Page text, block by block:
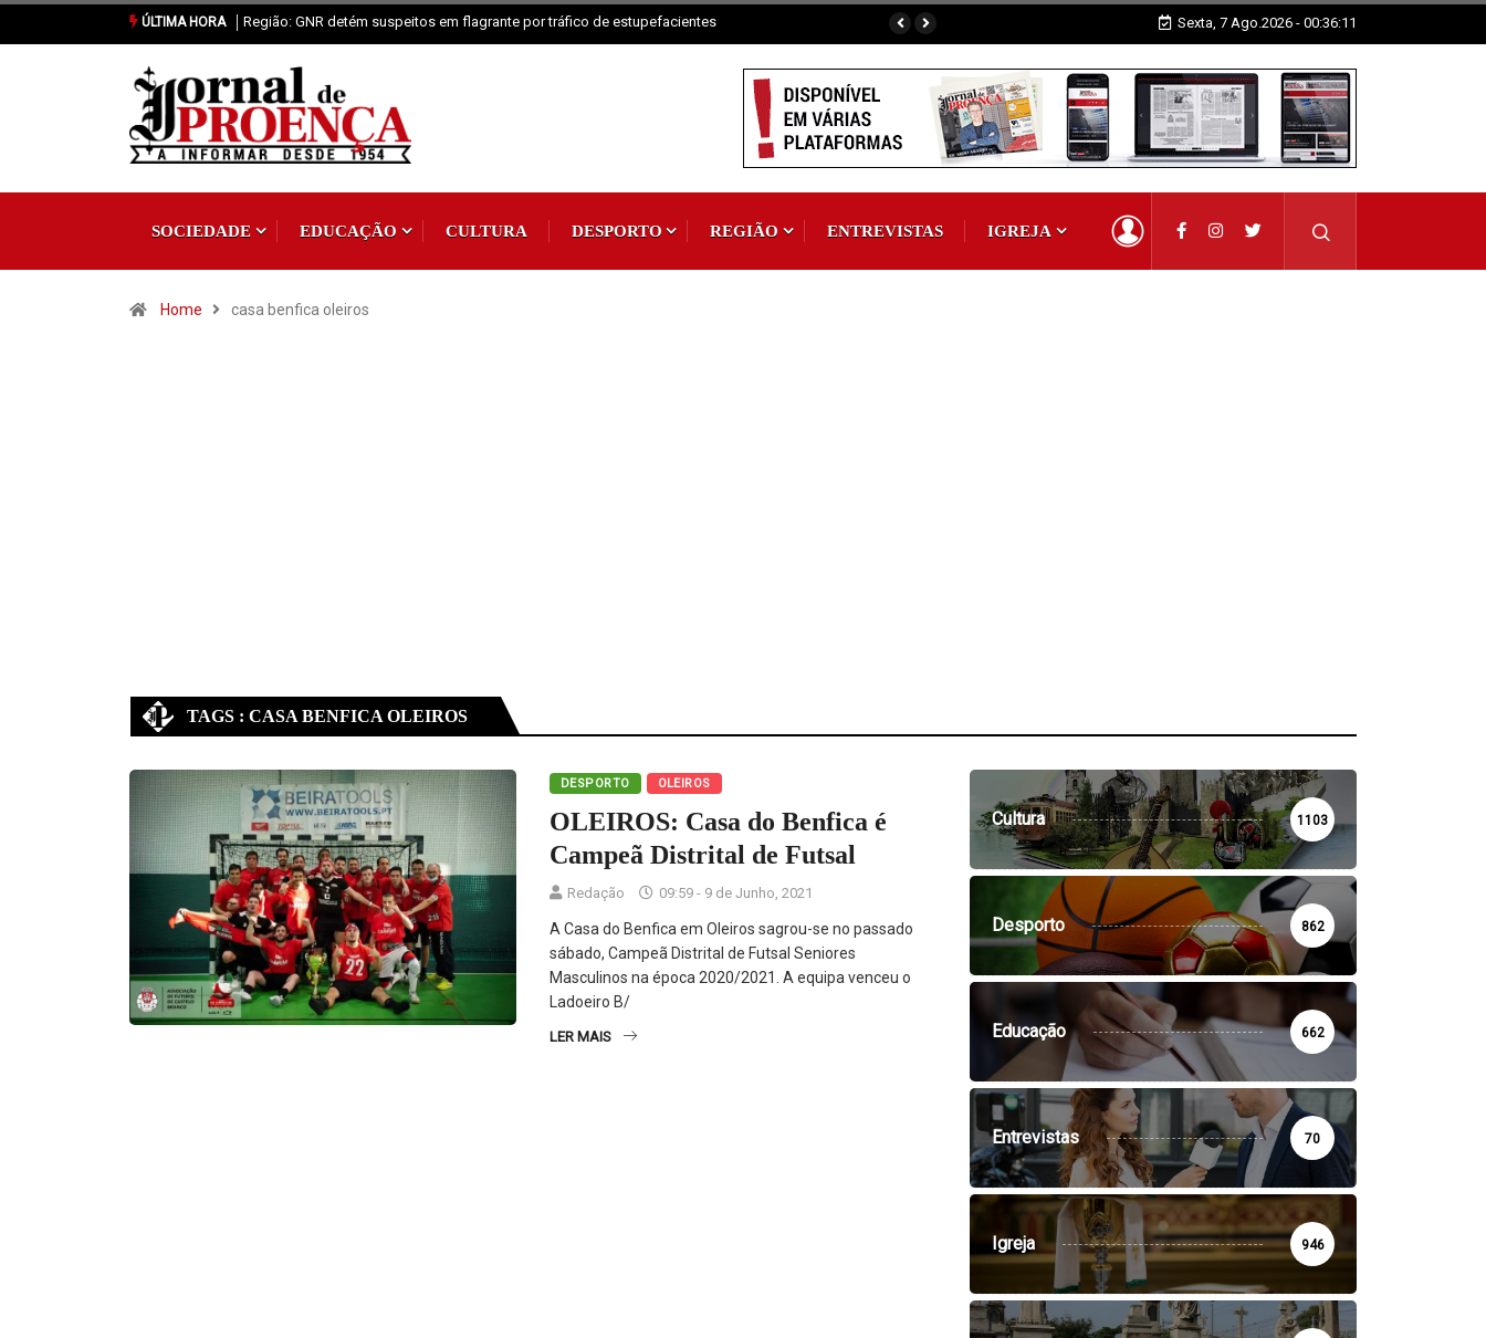
ÚLTIMA HORA
em flagrante por tráfico de estupefacientes Proença-a-Nova: Paróquia vai celebrar Padroeira Sexta, 7 Ago.2026 - 00:36:11
SOCIEDADE EDUCAÇÃO CULTURA DESPORTO REGIÃO ENTREVISTAS IGREJA
Home casa benfica oleiros
TAGS : CASA BENFICA OLEIROS
DESPORTO OLEIROS
OLEIROS: Casa do Benfica é
Campeã Distrital de Futsal
Redação 09:59 - 9 de Junho, 2021
A Casa do Benfica em Oleiros sagrou-se no passado
sábado, Campeã Distrital de Futsal Seniores
Masculinos na época 2020/2021. A equipa venceu o
Ladoeiro B/
LER MAIS
Cultura 1103
Desporto 862
Educação 662
Entrevistas 70
Igreja 946